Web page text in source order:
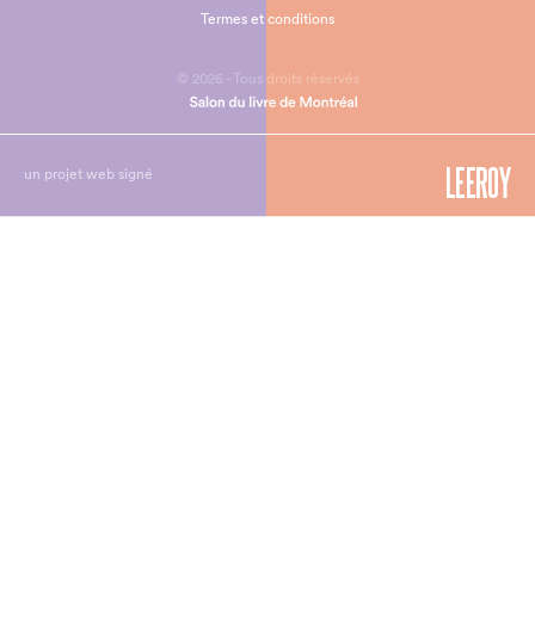
© 2026 - Tous droits réservés
Termes et conditions
un projet web signé